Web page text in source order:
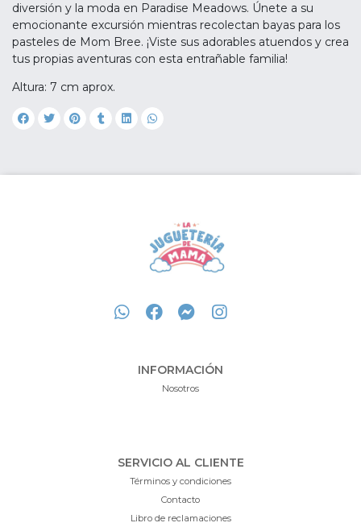
diversión y la moda en Paradise Meadows. Únete a su
emocionante excursión mientras recolectan bayas para los
pasteles de Mom Bree. ¡Viste sus adorables atuendos y crea
tus propias aventuras con esta entrañable familia!
Altura: 7 cm aprox.
INFORMACIÓN
Nosotros
SERVICIO AL CLIENTE
Términos y condiciones
Contacto
Libro de reclamaciones